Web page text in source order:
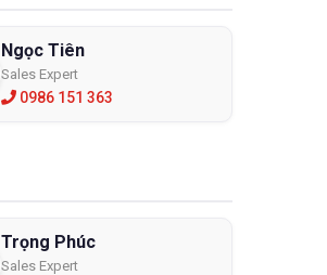
Ngọc Tiên
Sales Expert
0986 151 363
Trọng Phúc
Sales Expert